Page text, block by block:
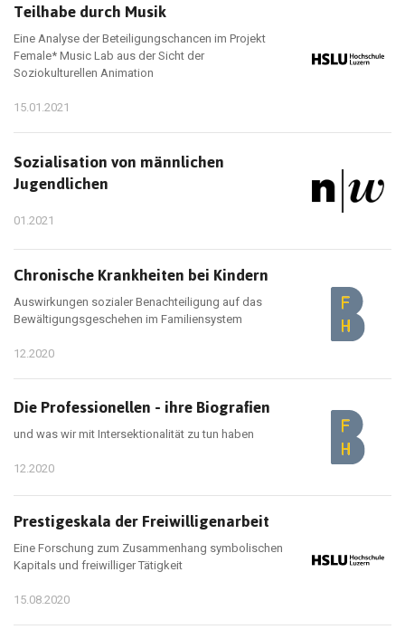
Teilhabe durch Musik
Eine Analyse der Beteiligungschancen im Projekt
Female* Music Lab aus der Sicht der
Soziokulturellen Animation
15.01.2021
Sozialisation von männlichen
Jugendlichen
01.2021
Chronische Krankheiten bei Kindern
Auswirkungen sozialer Benachteiligung auf das
Bewältigungsgeschehen im Familiensystem
12.2020
Die Professionellen - ihre Biografien
und was wir mit Intersektionalität zu tun haben
12.2020
Prestigeskala der Freiwilligenarbeit
Eine Forschung zum Zusammenhang symbolischen
Kapitals und freiwilliger Tätigkeit
15.08.2020